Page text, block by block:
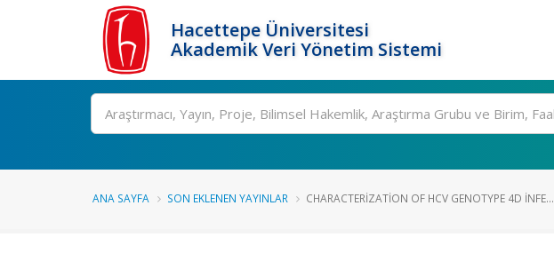
Hacettepe Üniversitesi
Akademik Veri Yönetim Sistemi
Ara
ANA SAYFA SON EKLENEN YAYINLAR CHARACTERIZATION OF HCV GENOTYPE 4D INFE...